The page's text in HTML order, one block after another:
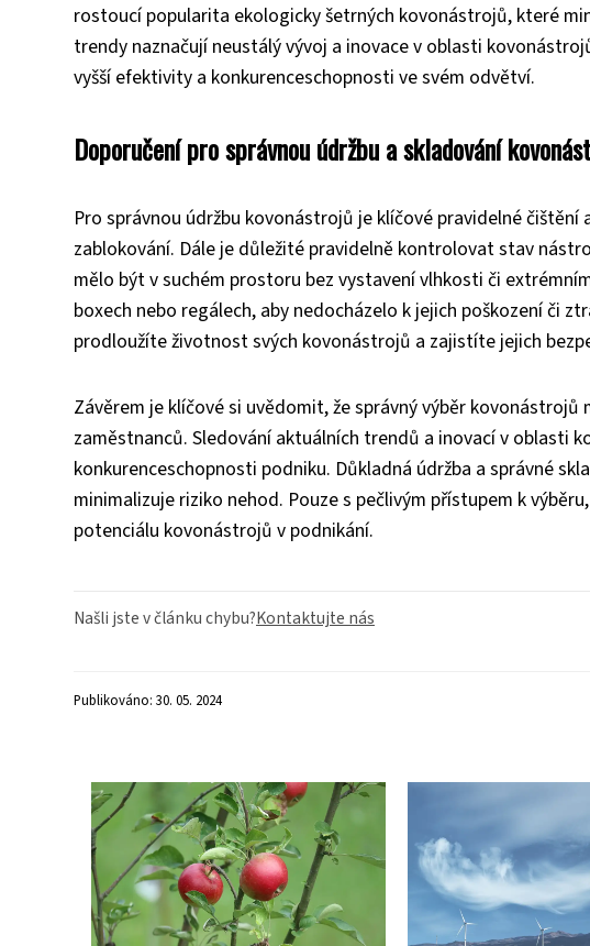
rostoucí popularita ekologicky šetrných kovonástrojů, které
trendy naznačují neustálý vývoj a inovace v oblasti
vyšší efektivity a konkurenceschopnosti ve svém odvětví.
Doporučení pro správnou údržbu a skladování
Pro správnou údržbu kovonástrojů je klíčové pravidelné
zablokování. Dále je důležité pravidelně kontrolovat stav
mělo být v suchém prostoru bez vystavení vlhkosti či
boxech nebo regálech, aby nedocházelo k jejich poškození či
prodloužíte životnost svých kovonástrojů a zajistíte jejich
Závěrem je klíčové si uvědomit, že správný výběr
zaměstnanců. Sledování aktuálních trendů a inovací v oblasti
konkurenceschopnosti podniku. Důkladná údržba a správné
minimalizuje riziko nehod. Pouze s pečlivým přístupem k
potenciálu kovonástrojů v podnikání.
Našli jste v článku chybu?Kontaktujte nás
Publikováno: 30. 05. 2024